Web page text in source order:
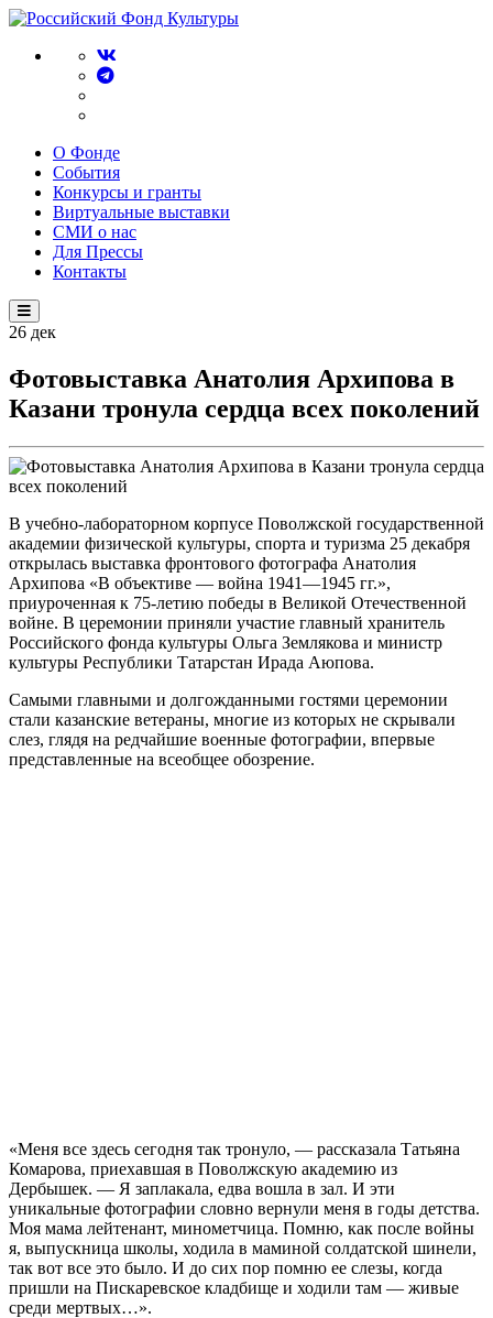
О Фонде
События
Конкурсы и гранты
Виртуальные выставки
СМИ о нас
Для Прессы
Контакты
26 дек
Фотовыставка Анатолия Архипова в
Казани тронула сердца всех поколений
В учебно-лабораторном корпусе Поволжской государственной
академии физической культуры, спорта и туризма 25 декабря
открылась выставка фронтового фотографа Анатолия
Архипова «В объективе — война 1941—1945 гг.»,
приуроченная к 75-летию победы в Великой Отечественной
войне. В церемонии приняли участие главный хранитель
Российского фонда культуры Ольга Землякова и министр
культуры Республики Татарстан Ирада Аюпова.
Самыми главными и долгожданными гостями церемонии
стали казанские ветераны, многие из которых не скрывали
слез, глядя на редчайшие военные фотографии, впервые
представленные на всеобщее обозрение.
«Меня все здесь сегодня так тронуло, — рассказала Татьяна
Комарова, приехавшая в Поволжскую академию из
Дербышек. — Я заплакала, едва вошла в зал. И эти
уникальные фотографии словно вернули меня в годы детства.
Моя мама лейтенант, минометчица. Помню, как после войны
я, выпускница школы, ходила в маминой солдатской шинели,
так вот все это было. И до сих пор помню ее слезы, когда
пришли на Пискаревское кладбище и ходили там — живые
среди мертвых…».